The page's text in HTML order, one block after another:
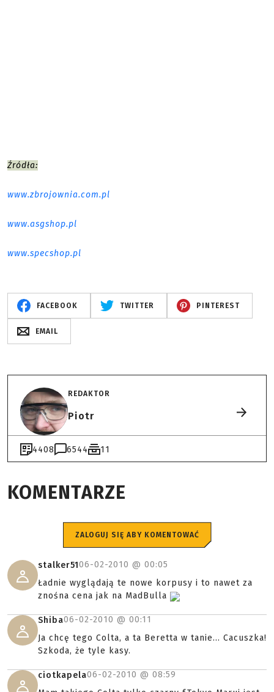
Źródła:
www.zbrojownia.com.pl
www.asgshop.pl
www.specshop.pl
FACEBOOK TWITTER PINTEREST
EMAIL
REDAKTOR
Piotr
4408 6544 11
KOMENTARZE
ZALOGUJ SIĘ ABY KOMENTOWAĆ
stalker5106-02-2010 @ 00:05
Ładnie wyglądają te nowe korpusy i to nawet za
znośna cena jak na MadBulla
Shiba06-02-2010 @ 00:11
Ja chcę tego Colta, a ta Beretta w tanie... Cacuszka!
Szkoda, że tyle kasy.
ciotkapela06-02-2010 @ 08:59